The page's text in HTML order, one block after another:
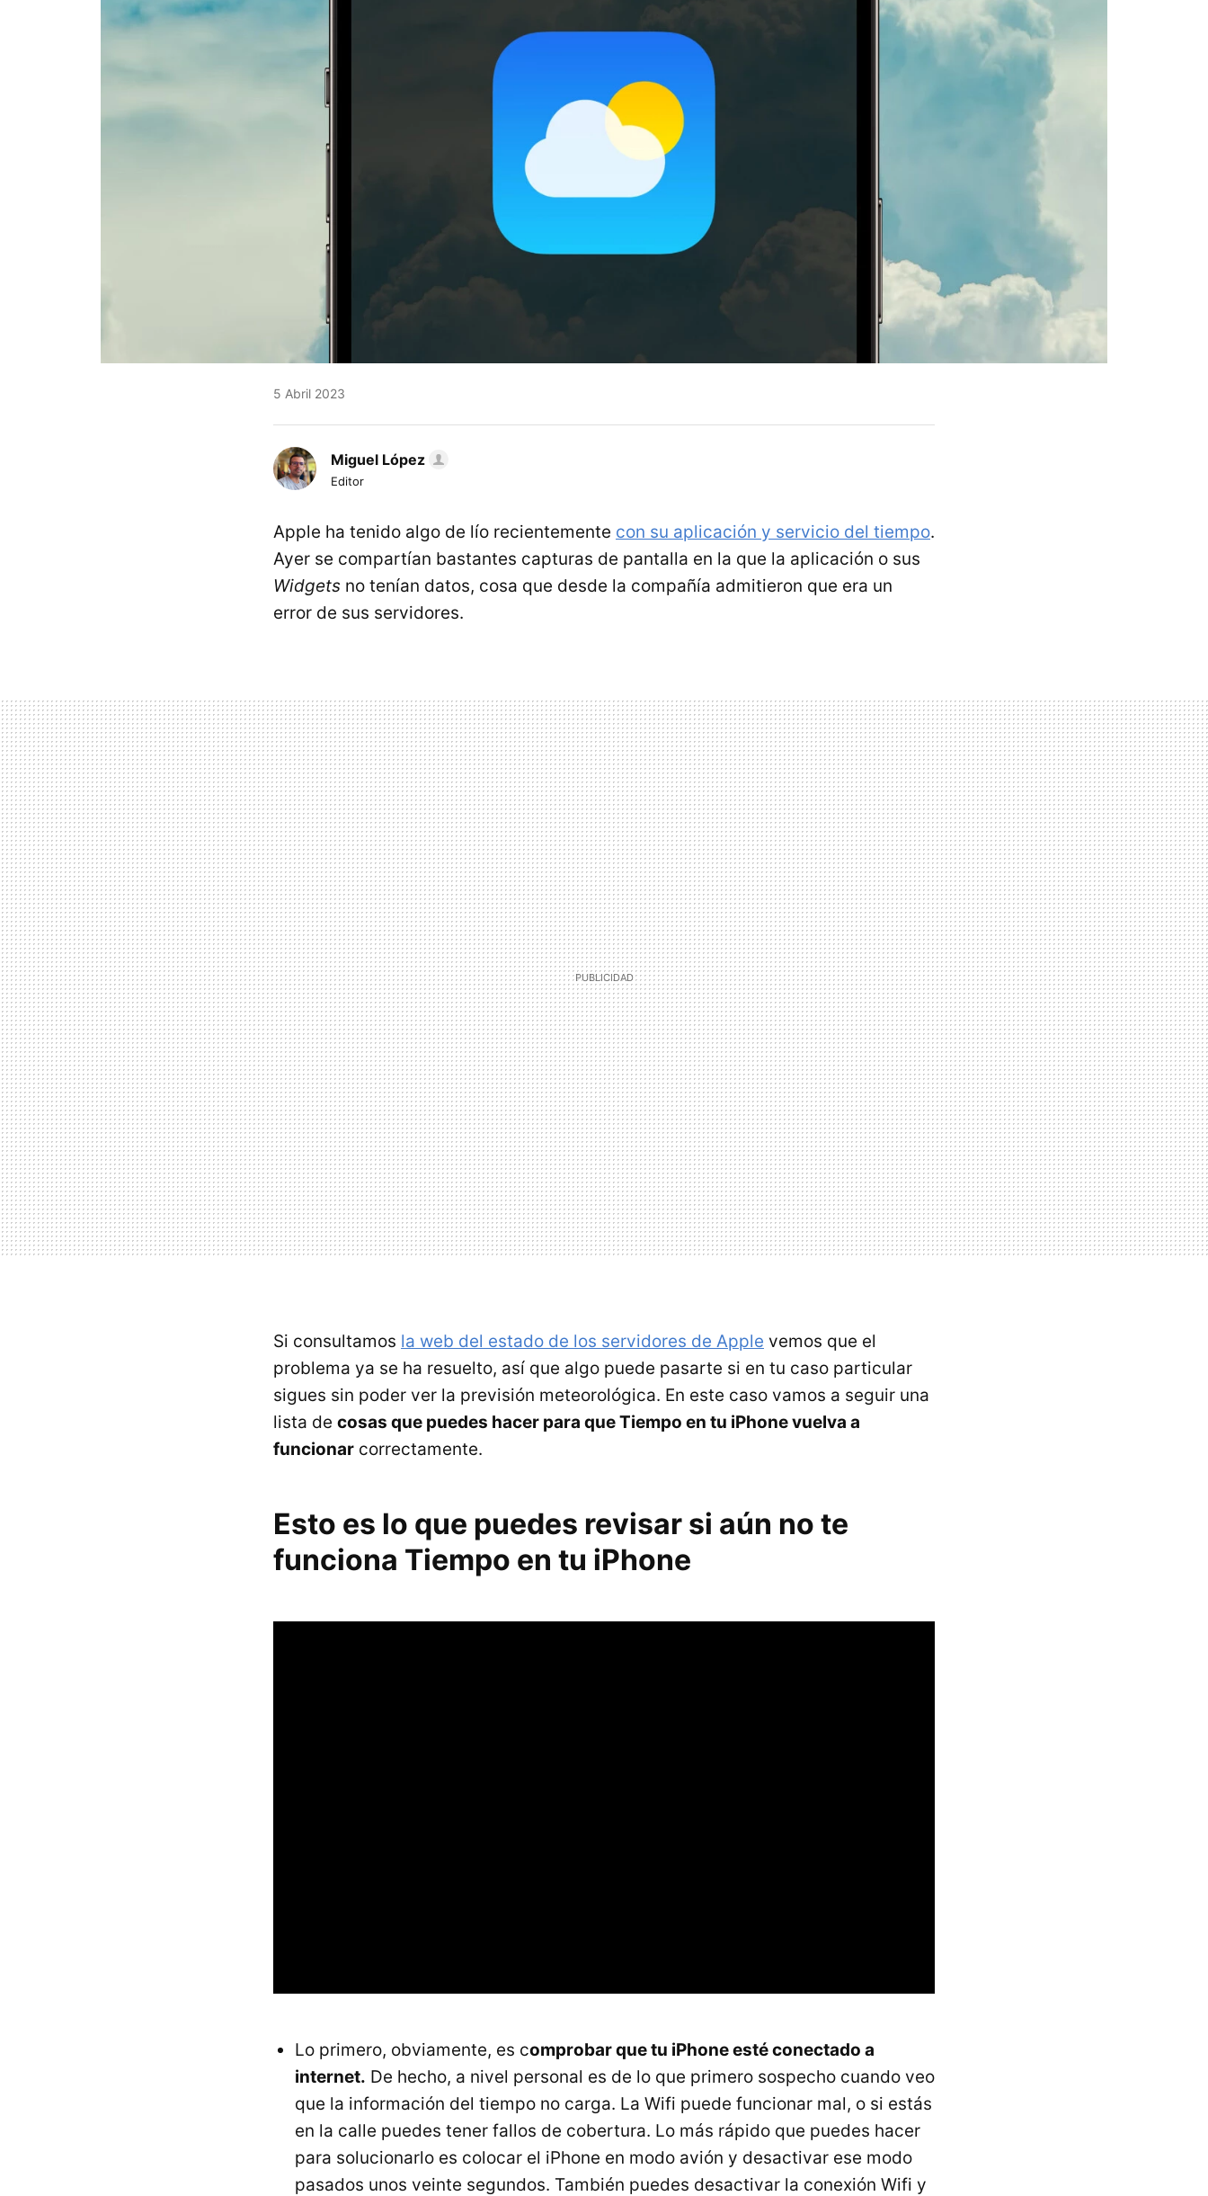
5 Abril 2023
Miguel López
Editor
Apple ha tenido algo de lío recientemente con su aplicación y servicio del tiempo.
Ayer se compartían bastantes capturas de pantalla en la que la aplicación o sus
Widgets no tenían datos, cosa que desde la compañía admitieron que era un
error de sus servidores.
Si consultamos la web del estado de los servidores de Apple vemos que el
problema ya se ha resuelto, así que algo puede pasarte si en tu caso particular
sigues sin poder ver la previsión meteorológica. En este caso vamos a seguir una
lista de cosas que puedes hacer para que Tiempo en tu iPhone vuelva a
funcionar correctamente.
Esto es lo que puedes revisar si aún no te
funciona Tiempo en tu iPhone
Lo primero, obviamente, es comprobar que tu iPhone esté conectado a
internet. De hecho, a nivel personal es de lo que primero sospecho cuando veo
que la información del tiempo no carga. La Wifi puede funcionar mal, o si estás
en la calle puedes tener fallos de cobertura. Lo más rápido que puedes hacer
para solucionarlo es colocar el iPhone en modo avión y desactivar ese modo
pasados unos veinte segundos. También puedes desactivar la conexión Wifi y